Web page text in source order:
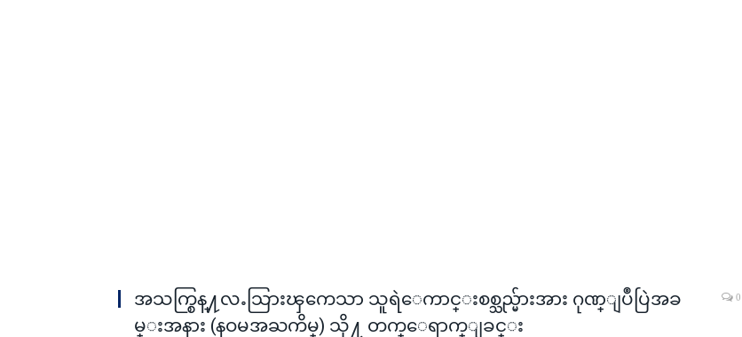
အသက္စြန္႔လႉသြားၾကေသာ သူရဲေကာင္းစစ္သည္မ်ားအား ဂုဏ္ျပဳပြဲအခ
မ္းအနား (နဝမအႀကိမ္) သို႔ တက္ေရာက္ျခင္း
0